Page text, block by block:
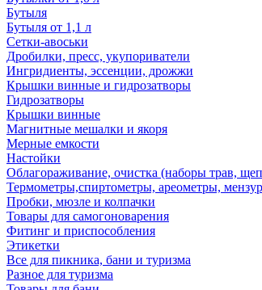
Бутыля
Бутыля от 1,1 л
Сетки-авоськи
Дробилки, пресс, укупориватели
Ингридиенты, эссенции, дрожжи
Крышки винные и гидрозатворы
Гидрозатворы
Крышки винные
Магнитные мешалки и якоря
Мерные емкости
Настойки
Облагораживание, очистка (наборы трав,
Термометры,спиртометры, ареометры,
Пробки, мюзле и колпачки
Товары для самогоноварения
Фитинг и приспособления
Этикетки
Все для пикника, бани и туризма
Разное для туризма